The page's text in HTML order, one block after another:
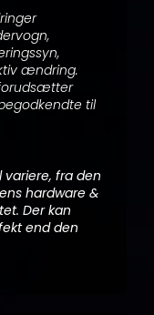
ændring.
til
fra den
hardware &
Der kan
end den